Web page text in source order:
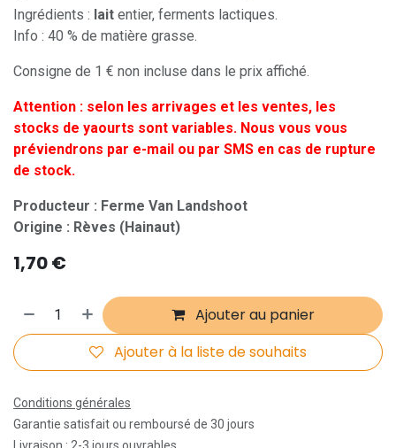
Ingrédients : lait entier, ferments lactiques.
Info : 40 % de matière grasse.
Consigne de 1 € non incluse dans le prix affiché.
Attention : selon les arrivages et les ventes, les
stocks de yaourts sont variables. Nous vous vous
préviendrons par e-mail ou par SMS en cas de rupture
de stock.
Producteur : Ferme Van Landshoot
Origine : Rèves (Hainaut)
1,70€
Ajouter au panier
Ajouter à la liste de souhaits
Conditions générales
Garantie satisfait ou remboursé de 30 jours